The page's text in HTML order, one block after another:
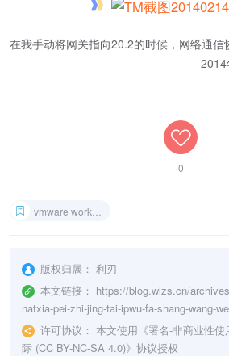
在我手动将网关指向20.2的时候，网络通信
0
vmware workstation
版权归属： 利刃
本文链接： https://blog.wlzs.cn/
natxia-pei-zhi-jing-tai-ipwu-fa-shang-wang-
许可协议： 本文使用《署名-非商业性
际 (CC BY-NC-SA 4.0)》协议授权